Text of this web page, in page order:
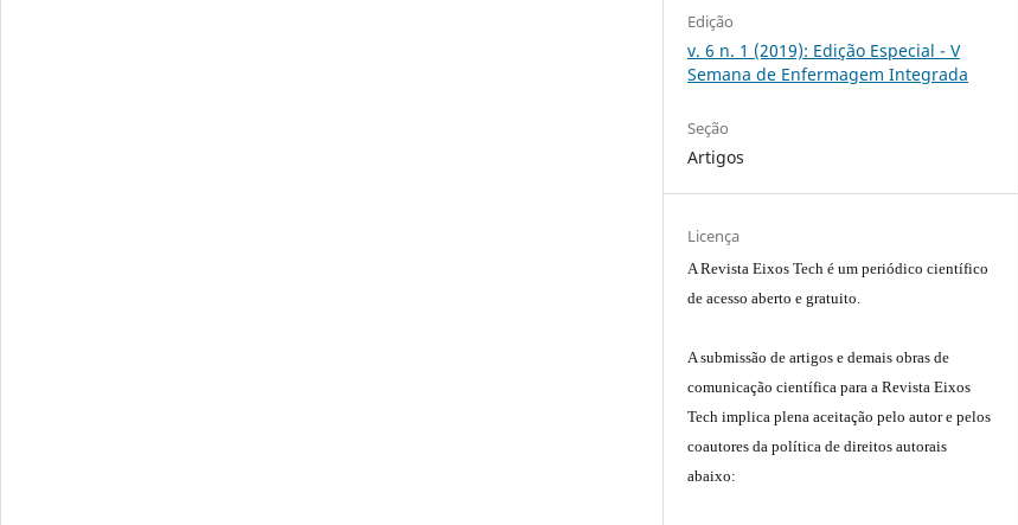
Edição
v. 6 n. 1 (2019): Edição Especial - V
Semana de Enfermagem Integrada
Seção
Artigos
Licença
A Revista Eixos Tech é um periódico científico
de acesso aberto e gratuito.
A submissão de artigos e demais obras de
comunicação científica para a Revista Eixos
Tech implica plena aceitação pelo autor e pelos
coautores da política de direitos autorais
abaixo: